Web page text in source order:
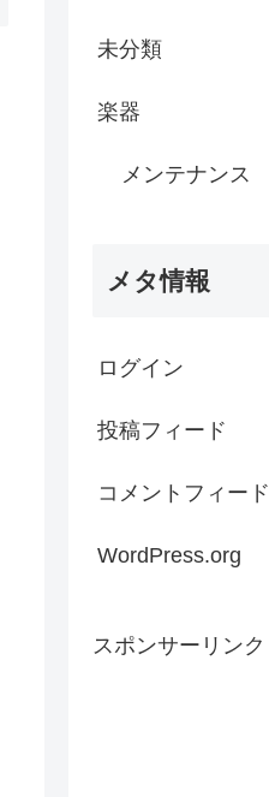
未分類
楽器
メンテナンス
メタ情報
ログイン
投稿フィード
コメントフィード
WordPress.org
スポンサーリンク